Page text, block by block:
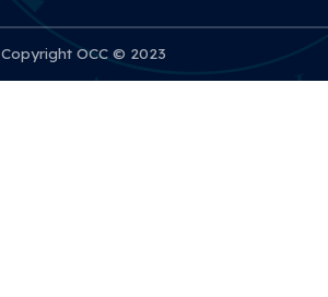
Copyright OCC © 2023